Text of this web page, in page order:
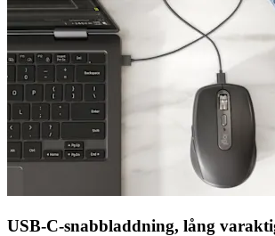
USB-C-snabbladdning, lång